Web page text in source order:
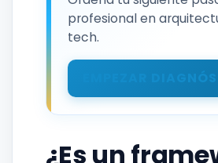
profesional en
tech.
EMPEZAR
¿Es un